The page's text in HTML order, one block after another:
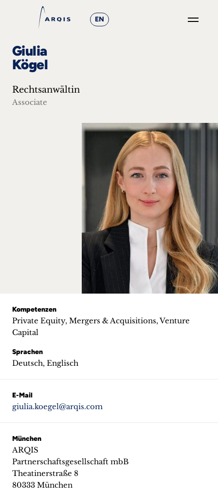
EN
Fokusgruppen
+
+
Team
Presseanfragen
Giulia
Kögel
Rechtsanwältin
Associate
Kompetenzen
Private Equity, Mergers & Acquisitions, Venture
Capital
Sprachen
Deutsch, Englisch
E-Mail
giulia.koegel@arqis.com
München
ARQIS
Partnerschaftsgesellschaft mbB
Theatinerstraße 8
80333 München